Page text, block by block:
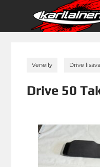
Veneily Drive
Drive 50